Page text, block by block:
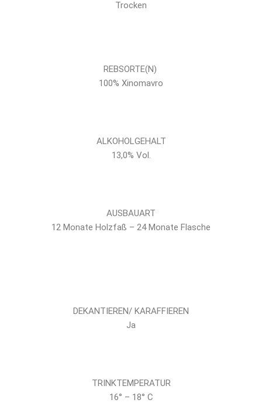
Trocken
REBSORTE(N)
100% Xinomavro
ALKOHOLGEHALT
13,0% Vol.
AUSBAUART
12 Monate Holzfaß – 24 Monate Flasche
DEKANTIEREN/ KARAFFIEREN
Ja
TRINKTEMPERATUR
16° – 18° C